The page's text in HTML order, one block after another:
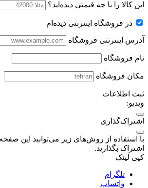
این کالا را با چه قیمتی دیده‌اید؟
در فروشگاه اینترنتی دیده‌ام
آدرس اینترنتی فروشگاه
نام فروشگاه
مکان فروشگاه
ثبت اطلاعات
ویدیو:
اشتراک‌گذاری
با استفاده از روش‌های زیر می‌توانید این
اشتراک بگذارید.
کپی لینک
تلگرام
واتساپ